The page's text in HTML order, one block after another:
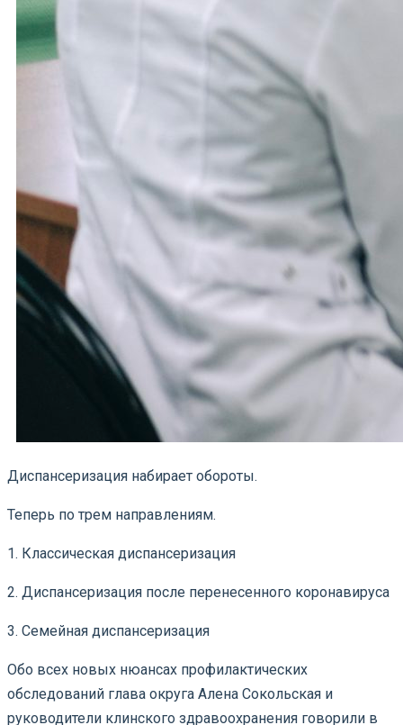
Диспансеризация набирает обороты.
Теперь по трем направлениям.
1. Классическая диспансеризация
2. Диспансеризация после перенесенного коронавируса
3. Семейная диспансеризация
Обо всех новых нюансах профилактических
обследований глава округа Алена Сокольская и
руководители клинского здравоохранения говорили в